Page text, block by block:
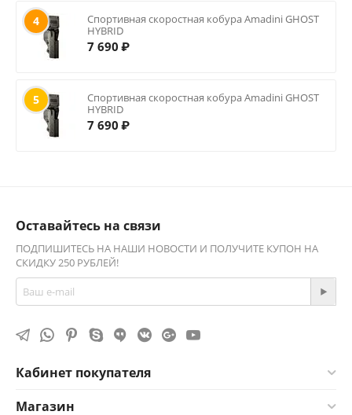
4
Спортивная скоростная кобура Amadini GHOST
HYBRID
7 690 ₽
5
Спортивная скоростная кобура Amadini GHOST
HYBRID
7 690 ₽
Оставайтесь на связи
ПОДПИШИТЕСЬ НА НАШИ НОВОСТИ И ПОЛУЧИТЕ КУПОН НА
СКИДКУ 250 РУБЛЕЙ!
Кабинет покупателя
Магазин